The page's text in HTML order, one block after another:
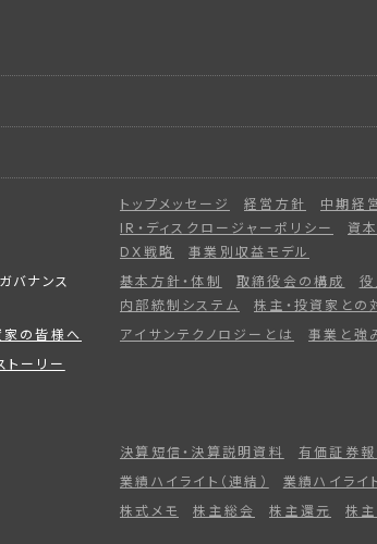
トップメッセージ 経営方針 中期経
IR・ディスクロージャーポリシー
資
DX戦略
事業別収益モデル
バナンス
基本方針・体制 取締役会の構成 役
内部統制システム
株主・投資家との
家の皆様へ
アイサンテクノロジーとは 事業と強
トーリー
決算短信・決算説明資料 有価証券
業績ハイライト（連結） 業績ハイライ
株式メモ 株主総会 株主還元 株